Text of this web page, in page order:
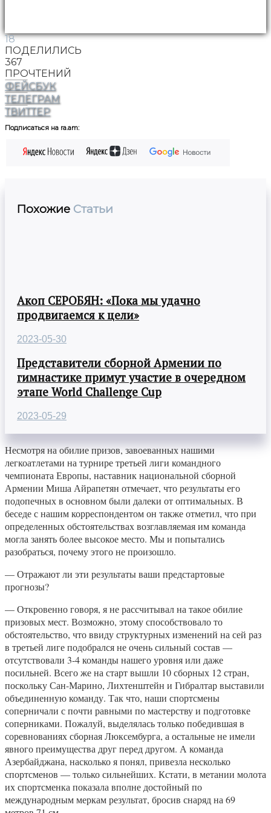
18
ПОДЕЛИЛИСЬ
367
ПРОЧТЕНИЙ
ФЕЙСБУК
ТЕЛЕГРАМ
ТВИТТЕР
Подписаться на ra.am:
Похожие Статьи
Акоп СЕРОБЯН: «Пока мы удачно
продвигаемся к цели»
2023-05-30
Представители сборной Армении по
гимнастике примут участие в очередном
этапе World Challenge Cup
2023-05-29
Несмотря на обилие призов, завоеванных нашими
легкоатлетами на турнире третьей лиги командного
чемпионата Европы, наставник национальной сборной
Армении Миша Айрапетян отмечает, что результаты его
подопечных в основном были далеки от оптимальных. В
беседе с нашим корреспондентом он также отметил, что при
определенных обстоятельствах возглавляемая им команда
могла занять более высокое место. Мы и попытались
разобраться, почему этого не произошло.
— Отражают ли эти результаты ваши предстартовые
прогнозы?
— Откровенно говоря, я не рассчитывал на такое обилие
призовых мест. Возможно, этому способствовало то
обстоятельство, что ввиду структурных изменений на сей раз
в третьей лиге подобрался не очень сильный состав —
отсутствовали 3-4 команды нашего уровня или даже
посильней. Всего же на старт вышли 10 сборных 12 стран,
поскольку Сан-Марино, Лихтенштейн и Гибралтар выставили
объединенную команду. Так что, наши спортсмены
соперничали с почти равными по мастерству и подготовке
соперниками. Пожалуй, выделялась только победившая в
соревнованиях сборная Люксембурга, а остальные не имели
явного преимущества друг перед другом. А команда
Азербайджана, насколько я понял, привезла несколько
спортсменов — только сильнейших. Кстати, в метании молота
их спортсменка показала вполне достойный по
международным меркам результат, бросив снаряд на 69